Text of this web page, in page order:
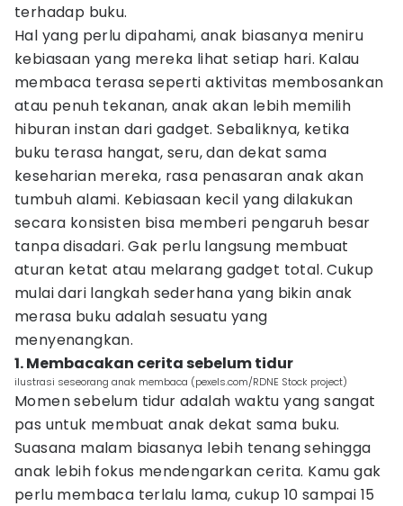
terhadap buku.
Hal yang perlu dipahami, anak biasanya meniru
kebiasaan yang mereka lihat setiap hari. Kalau
membaca terasa seperti aktivitas membosankan
atau penuh tekanan, anak akan lebih memilih
hiburan instan dari gadget. Sebaliknya, ketika
buku terasa hangat, seru, dan dekat sama
keseharian mereka, rasa penasaran anak akan
tumbuh alami. Kebiasaan kecil yang dilakukan
secara konsisten bisa memberi pengaruh besar
tanpa disadari. Gak perlu langsung membuat
aturan ketat atau melarang gadget total. Cukup
mulai dari langkah sederhana yang bikin anak
merasa buku adalah sesuatu yang
menyenangkan.
1. Membacakan cerita sebelum tidur
ilustrasi seseorang anak membaca (pexels.com/RDNE Stock project)
Momen sebelum tidur adalah waktu yang sangat
pas untuk membuat anak dekat sama buku.
Suasana malam biasanya lebih tenang sehingga
anak lebih fokus mendengarkan cerita. Kamu gak
perlu membaca terlalu lama, cukup 10 sampai 15